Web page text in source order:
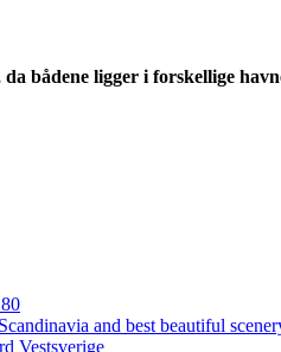
bådene ligger i forskellige
and best beautiful
Vestsverige